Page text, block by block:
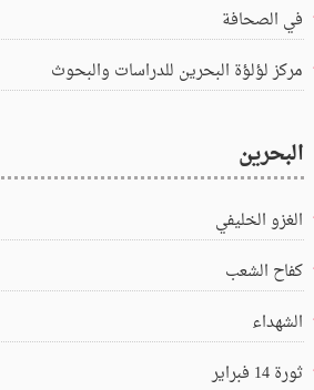
في الصحافة
مركز لؤلؤة البحرين للدراسات والبحوث
البحرين
الغزو الخليفي
كفاح الشعب
الشهداء
ثورة 14 فبراير